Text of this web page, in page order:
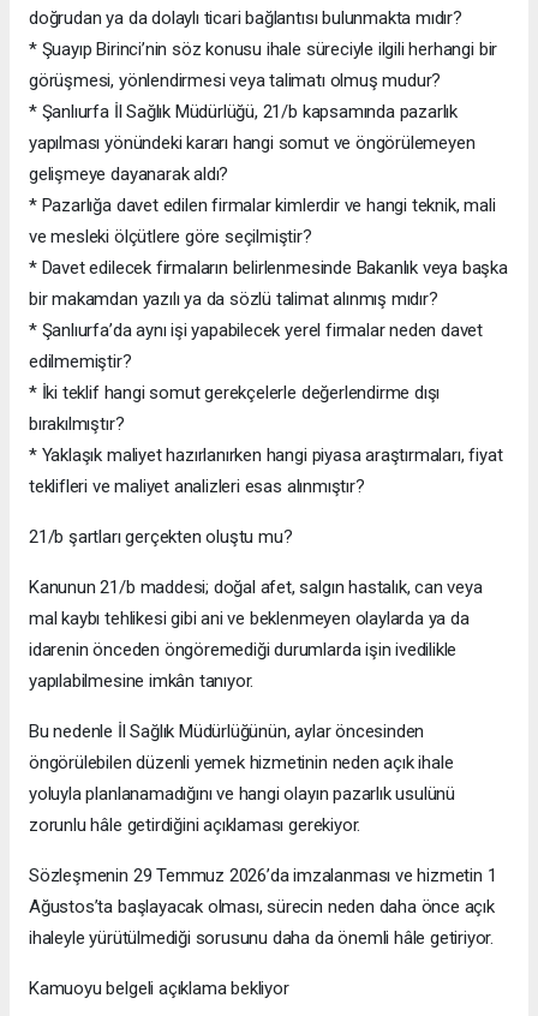
doğrudan ya da dolaylı ticari bağlantısı bulunmakta mıdır?
* Şuayıp Birinci’nin söz konusu ihale süreciyle ilgili herhangi bir
görüşmesi, yönlendirmesi veya talimatı olmuş mudur?
* Şanlıurfa İl Sağlık Müdürlüğü, 21/b kapsamında pazarlık
yapılması yönündeki kararı hangi somut ve öngörülemeyen
gelişmeye dayanarak aldı?
* Pazarlığa davet edilen firmalar kimlerdir ve hangi teknik, mali
ve mesleki ölçütlere göre seçilmiştir?
* Davet edilecek firmaların belirlenmesinde Bakanlık veya başka
bir makamdan yazılı ya da sözlü talimat alınmış mıdır?
* Şanlıurfa’da aynı işi yapabilecek yerel firmalar neden davet
edilmemiştir?
* İki teklif hangi somut gerekçelerle değerlendirme dışı
bırakılmıştır?
* Yaklaşık maliyet hazırlanırken hangi piyasa araştırmaları, fiyat
teklifleri ve maliyet analizleri esas alınmıştır?
21/b şartları gerçekten oluştu mu?
Kanunun 21/b maddesi; doğal afet, salgın hastalık, can veya
mal kaybı tehlikesi gibi ani ve beklenmeyen olaylarda ya da
idarenin önceden öngöremediği durumlarda işin ivedilikle
yapılabilmesine imkân tanıyor.
Bu nedenle İl Sağlık Müdürlüğünün, aylar öncesinden
öngörülebilen düzenli yemek hizmetinin neden açık ihale
yoluyla planlanamadığını ve hangi olayın pazarlık usulünü
zorunlu hâle getirdiğini açıklaması gerekiyor.
Sözleşmenin 29 Temmuz 2026’da imzalanması ve hizmetin 1
Ağustos’ta başlayacak olması, sürecin neden daha önce açık
ihaleyle yürütülmediği sorusunu daha da önemli hâle getiriyor.
Kamuoyu belgeli açıklama bekliyor